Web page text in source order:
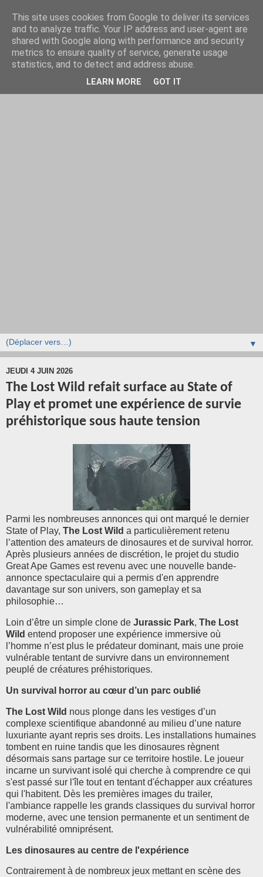
▼
JEUDI 4 JUIN 2026
The Lost Wild refait surface au State of
Play et promet une expérience de survie
préhistorique sous haute tension
Parmi les nombreuses annonces qui ont marqué le dernier
State of Play, The Lost Wild a particulièrement retenu
l’attention des amateurs de dinosaures et de survival horror.
Après plusieurs années de discrétion, le projet du studio
Great Ape Games est revenu avec une nouvelle bande-
annonce spectaculaire qui a permis d'en apprendre
davantage sur son univers, son gameplay et sa
philosophie…
Loin d’être un simple clone de Jurassic Park, The Lost
Wild entend proposer une expérience immersive où
l’homme n’est plus le prédateur dominant, mais une proie
vulnérable tentant de survivre dans un environnement
peuplé de créatures préhistoriques.
Un survival horror au cœur d’un parc oublié
The Lost Wild nous plonge dans les vestiges d’un
complexe scientifique abandonné au milieu d’une nature
luxuriante ayant repris ses droits. Les installations humaines
tombent en ruine tandis que les dinosaures règnent
désormais sans partage sur ce territoire hostile. Le joueur
incarne un survivant isolé qui cherche à comprendre ce qui
s'est passé sur l'île tout en tentant d'échapper aux créatures
qui l'habitent. Dès les premières images du trailer,
l'ambiance rappelle les grands classiques du survival horror
moderne, avec une tension permanente et un sentiment de
vulnérabilité omniprésent.
Les dinosaures au centre de l'expérience
Contrairement à de nombreux jeux mettant en scène des
This site uses cookies from Google to deliver its services
and to analyze traffic. Your IP address and user-agent are
shared with Google along with performance and security
metrics to ensure quality of service, generate usage
statistics, and to detect and address abuse.
LEARN MORE GOT IT